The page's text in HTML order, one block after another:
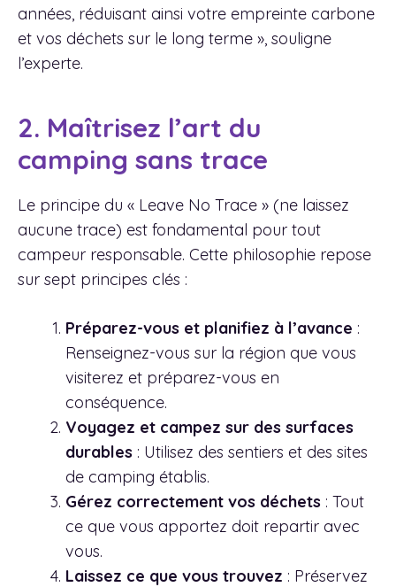
années, réduisant ainsi votre empreinte carbone
et vos déchets sur le long terme », souligne
l’experte.
2. Maîtrisez l’art du
camping sans trace
Le principe du « Leave No Trace » (ne laissez
aucune trace) est fondamental pour tout
campeur responsable. Cette philosophie repose
sur sept principes clés :
Préparez-vous et planifiez à l’avance :
Renseignez-vous sur la région que vous
visiterez et préparez-vous en
conséquence.
Voyagez et campez sur des surfaces
durables : Utilisez des sentiers et des sites
de camping établis.
Gérez correctement vos déchets : Tout
ce que vous apportez doit repartir avec
vous.
Laissez ce que vous trouvez : Préservez